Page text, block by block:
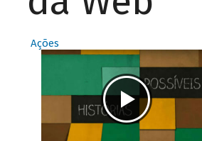
Ações